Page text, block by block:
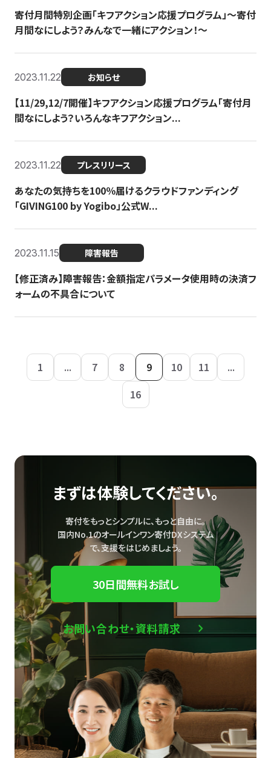
寄付月間特別企画「キフアクション応援プログラム」〜寄付
月間なにしよう？みんなで一緒にアクション！〜
2023.11.22 お知らせ
【11/29,12/7開催】キフアクション応援プログラム「寄付月
間なにしよう？いろんなキフアクション...
2023.11.22 プレスリリース
あなたの気持ちを100％届けるクラウドファンディング
「GIVING100 by Yogibo」公式W...
2023.11.15 障害報告
【修正済み】障害報告：金額指定パラメータ使用時の決済フ
ォームの不具合について
1 ... 7 8 9 10 11
...
16
まずは体験してください。
寄付をもっとシンプルに、もっと自由に。
国内No.1のオールインワン寄付DXシステム
で、支援をはじめましょう。
30日間無料お試し
お問い合わせ・資料請求